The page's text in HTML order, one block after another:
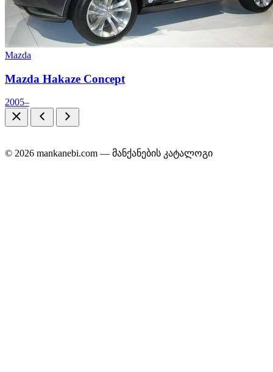
Mazda
Mazda Hakaze Concept
2005–
© 2026 mankanebi.com — მანქანების კატალოგი